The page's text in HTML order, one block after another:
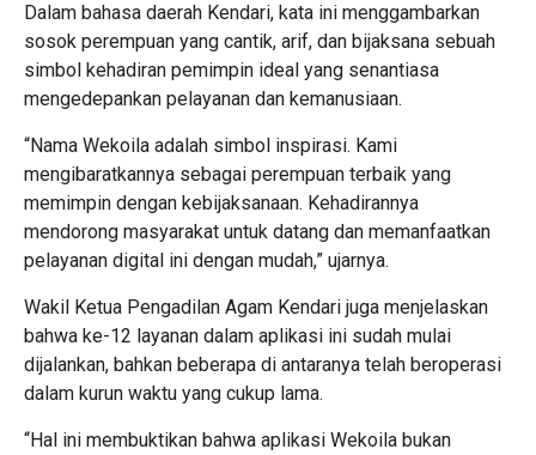
Dalam bahasa daerah Kendari, kata ini menggambarkan
sosok perempuan yang cantik, arif, dan bijaksana sebuah
simbol kehadiran pemimpin ideal yang senantiasa
mengedepankan pelayanan dan kemanusiaan.
“Nama Wekoila adalah simbol inspirasi. Kami
mengibaratkannya sebagai perempuan terbaik yang
memimpin dengan kebijaksanaan. Kehadirannya
mendorong masyarakat untuk datang dan memanfaatkan
pelayanan digital ini dengan mudah,” ujarnya.
Wakil Ketua Pengadilan Agam Kendari juga menjelaskan
bahwa ke-12 layanan dalam aplikasi ini sudah mulai
dijalankan, bahkan beberapa di antaranya telah beroperasi
dalam kurun waktu yang cukup lama.
“Hal ini membuktikan bahwa aplikasi Wekoila bukan